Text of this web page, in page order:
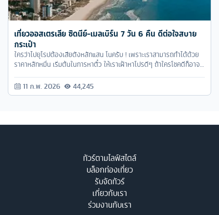
เที่ยวออสเตรเลีย ซิดนีย์-เมลเบิร์น 7 วัน 6 คืน ดีต่อใจสบาย
กระเป๋า
ใครว่าไปยุโรปต้องเสียตังหลักแสน โนครับ ! เพราะเราสามารถทำได้ด้วย
ราคาหลักหมื่น เริ่มต้นในการหาตั๋ว ให้เราเฝ้าหาโปรดีๆ ถ้าใครโชคดีก็อาจ
11 ก.พ. 2026 44,245
ทัวร์ตามไลฟ์สไตล์
บล็อกท่องเที่ยว
รับจัดทัวร์
เกี่ยวกับเรา
ร่วมงานกับเรา